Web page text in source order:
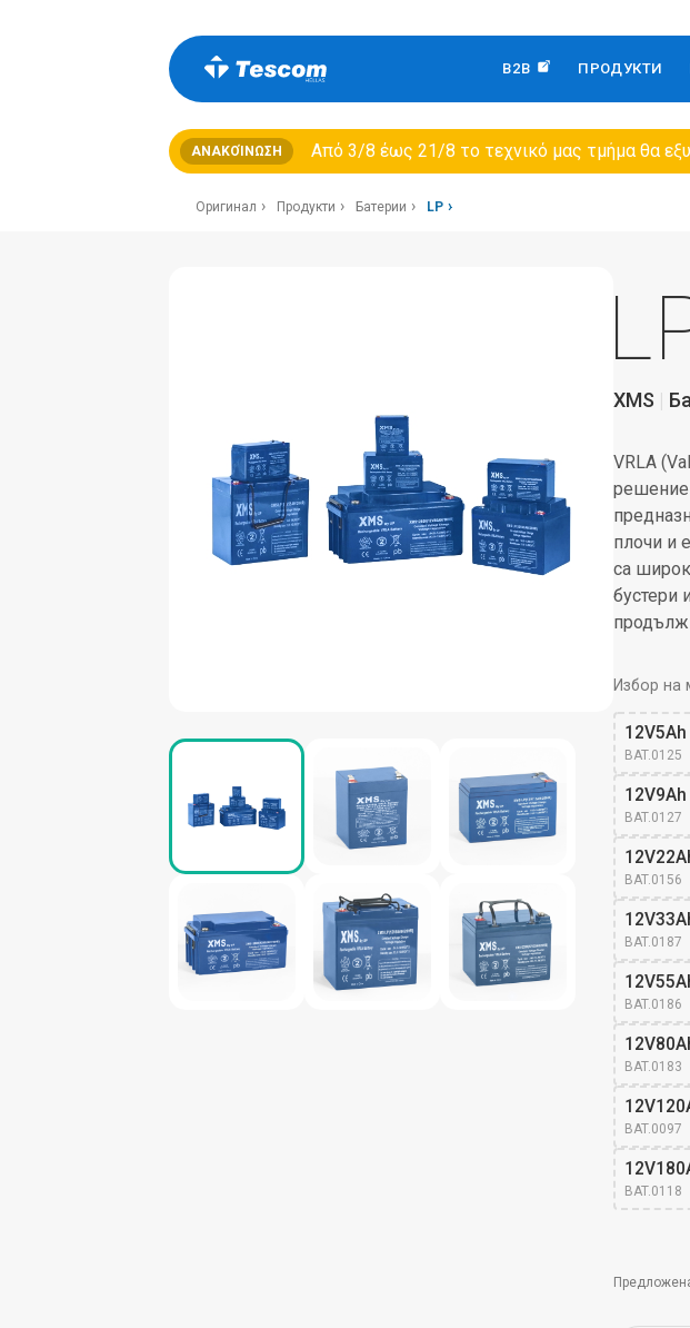
B2B ПРОДУКТИ
ΑΝΑΚΟΊΝΩΣΗ Από 3/8 έως 21/8 τo τεχνικό μας τμήμα θα
Оригинал Продукти Батерии LP
XMS
VRLA
решение
плочи и
са
бустери
Избор на
12V5Ah
BAT.0125
12V9Ah
BAT.0127
BAT.0156
BAT.0187
BAT.0186
BAT.0183
BAT.0097
BAT.0118